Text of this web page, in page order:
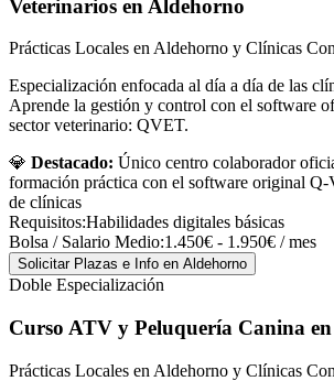
Veterinarios en Aldehorno
Prácticas Locales en Aldehorno y Clínicas
Especialización enfocada al día a día de las
Aprende la gestión y control con el software
sector veterinario: QVET.
💎 Destacado: Único centro colaborador
formación práctica con el software original Q-
de clínicas
Requisitos:Habilidades digitales básicas
Bolsa / Salario Medio:1.450€ - 1.950€ / mes
Solicitar Plazas e Info en Aldehorno
Doble Especialización
Curso ATV y Peluquería Canina
Prácticas Locales en Aldehorno y Clínicas